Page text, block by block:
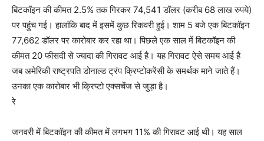
बिटकॉइन की कीमत 2.5% तक गिरकर 74,541 डॉलर (करीब 68 लाख रुपये)
पर पहुंच गई। हालांकि बाद में इसमें कुछ रिकवरी हुई। शाम 5 बजे एक बिटकॉइन
77,662 डॉलर पर कारोबार कर रहा था। पिछले एक साल में बिटकॉइन की
कीमत 20 फीसदी से ज्यादा की गिरावट आई है। यह गिरावट ऐसे समय आई है
जब अमेरिकी राष्ट्रपति डोनाल्ड ट्रंप क्रिप्टोकरेंसी के समर्थक माने जाते हैं।
उनका एक कारोबार भी क्रिप्टो एक्सचेंज से जुड़ा है।
रे
जनवरी में बिटकॉइन की कीमत में लगभग 11% की गिरावट आई थी। यह साल